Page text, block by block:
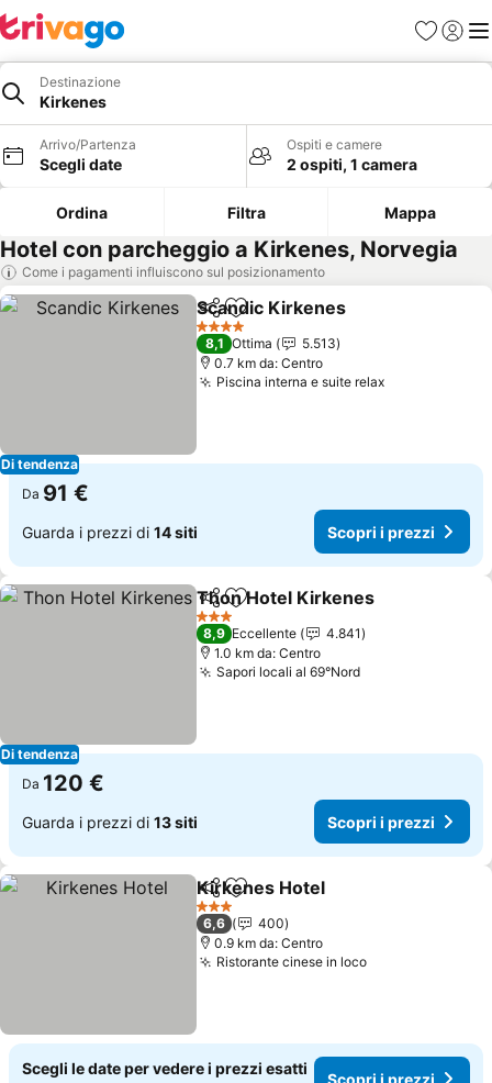
PreferitiAccedi
Destinazione
Kirkenes
Arrivo/Partenza
Scegli date
Ospiti e camere
2 ospiti, 1 camera
Ordina Filtra Mappa
Hotel con parcheggio a Kirkenes, Norvegia
Come i pagamenti influiscono sul posizionamento
Di tendenza
CondividiAggiungi ai preferiti
Scandic Kirkenes
4 Stelle
8,1 Ottima
5.513
0.7 km da: Centro
Piscina interna e suite relaxScopri i
Da 91 €
Guarda i prezzi di 14 siti Scopri i prezzi
Di tendenza
CondividiAggiungi ai preferiti
Thon Hotel Kirkenes
3 Stelle
8,9 Eccellente
4.841
1.0 km da: Centro
Sapori locali al 69°NordScopri i prezzi
Da 120 €
Guarda i prezzi di 13 siti Scopri i prezzi
CondividiAggiungi ai preferiti
Kirkenes Hotel
3 Stelle
6,6
400
0.9 km da: Centro
Ristorante cinese in locoScopri i prezzi
Scegli le date per vedere i prezzi esatti
Scopri i prezzi